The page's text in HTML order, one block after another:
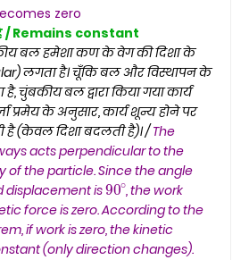
zero
है / Remains constant
बल हमेशा कण के वेग की दिशा के
लगता है। चूँकि बल और विस्थापन के
है, चुंबकीय बल द्वारा किया गया कार्य
प्रमेय के अनुसार, कार्य शून्य होने पर
है (केवल दिशा बदलती है)। /The
acts perpendicular to the
of the particle. Since the angle
displacement is90∘, the work
force is zero. According to the
if work is zero, the kinetic
(only direction changes).